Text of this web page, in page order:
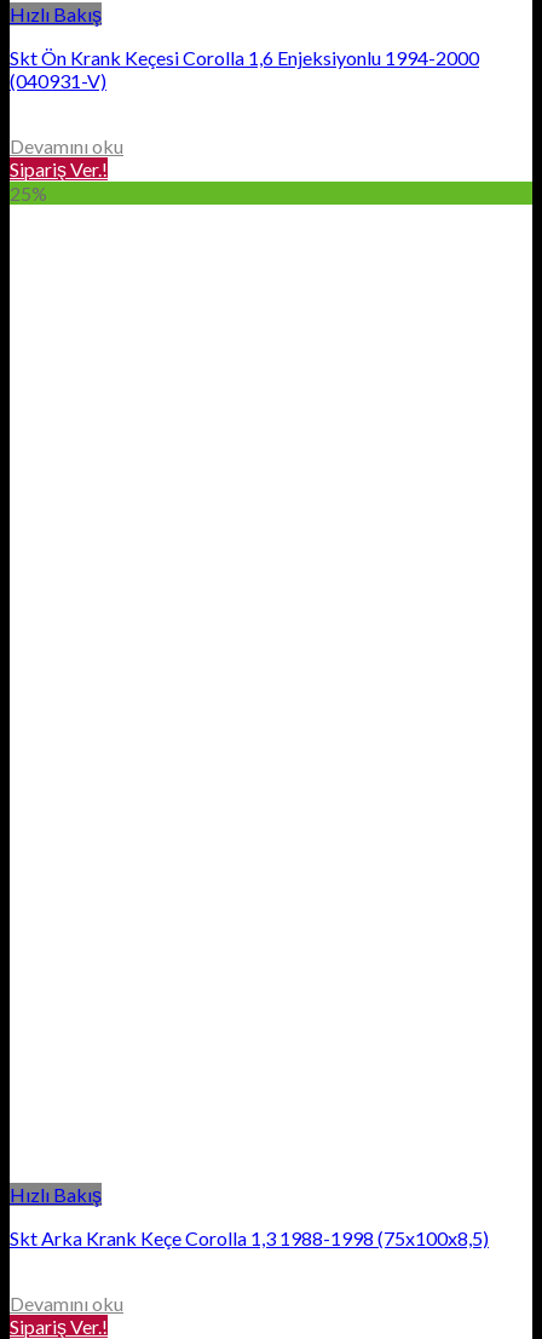
Hızlı Bakış
Skt Ön Krank Keçesi Corolla 1,6 Enjeksiyonlu 1994-2000
(040931-V)
Devamını oku
Sipariş Ver.!
25%
Hızlı Bakış
Skt Arka Krank Keçe Corolla 1,3 1988-1998 (75x100x8,5)
Devamını oku
Sipariş Ver.!